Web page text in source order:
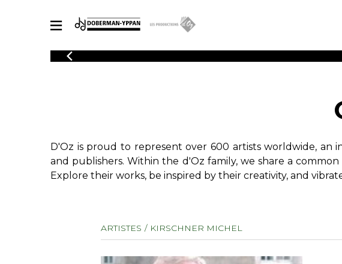
CATALOGUE
SHEET MUSIC FOR GUITAR
in original works and quality
arrangements.
2 Guitars
3 Guitars
4 Guitars
Concertos
Chamber Music with Guitar
D'Oz is proud to represent over 600 artists worldwide, an
and publishers. Within the d'Oz family, we share a
Explore their works, be inspired by their creativity, and
ARTISTES KIRSCHNER MICHEL